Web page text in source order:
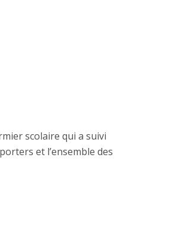
scolaire qui a suivi
et l’ensemble des